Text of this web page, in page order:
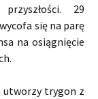
29
się na parę
na osiągnięcie
utworzy trygon z